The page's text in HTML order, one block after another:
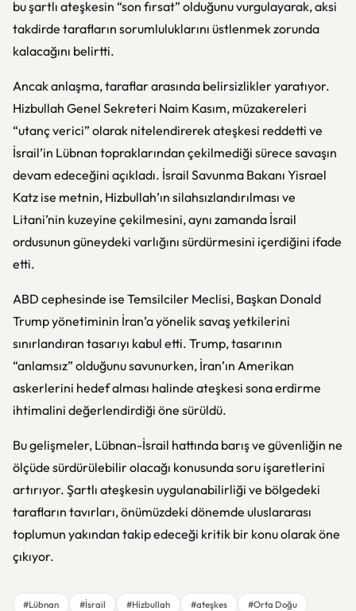
bu şartlı ateşkesin “son fırsat” olduğunu vurgulayarak, aksi
takdirde tarafların sorumluluklarını üstlenmek zorunda
kalacağını belirtti.
Ancak anlaşma, taraflar arasında belirsizlikler yaratıyor.
Hizbullah Genel Sekreteri Naim Kasım, müzakereleri
“utanç verici” olarak nitelendirerek ateşkesi reddetti ve
İsrail’in Lübnan topraklarından çekilmediği sürece savaşın
devam edeceğini açıkladı. İsrail Savunma Bakanı Yisrael
Katz ise metnin, Hizbullah’ın silahsızlandırılması ve
Litani’nin kuzeyine çekilmesini, aynı zamanda İsrail
ordusunun güneydeki varlığını sürdürmesini içerdiğini ifade
etti.
ABD cephesinde ise Temsilciler Meclisi, Başkan Donald
Trump yönetiminin İran’a yönelik savaş yetkilerini
sınırlandıran tasarıyı kabul etti. Trump, tasarının
“anlamsız” olduğunu savunurken, İran’ın Amerikan
askerlerini hedef alması halinde ateşkesi sona erdirme
ihtimalini değerlendirdiği öne sürüldü.
Bu gelişmeler, Lübnan-İsrail hattında barış ve güvenliğin ne
ölçüde sürdürülebilir olacağı konusunda soru işaretlerini
artırıyor. Şartlı ateşkesin uygulanabilirliği ve bölgedeki
tarafların tavırları, önümüzdeki dönemde uluslararası
toplumun yakından takip edeceği kritik bir konu olarak öne
çıkıyor.
#Lübnan #İsrail #Hizbullah #ateşkes
#Orta Doğu